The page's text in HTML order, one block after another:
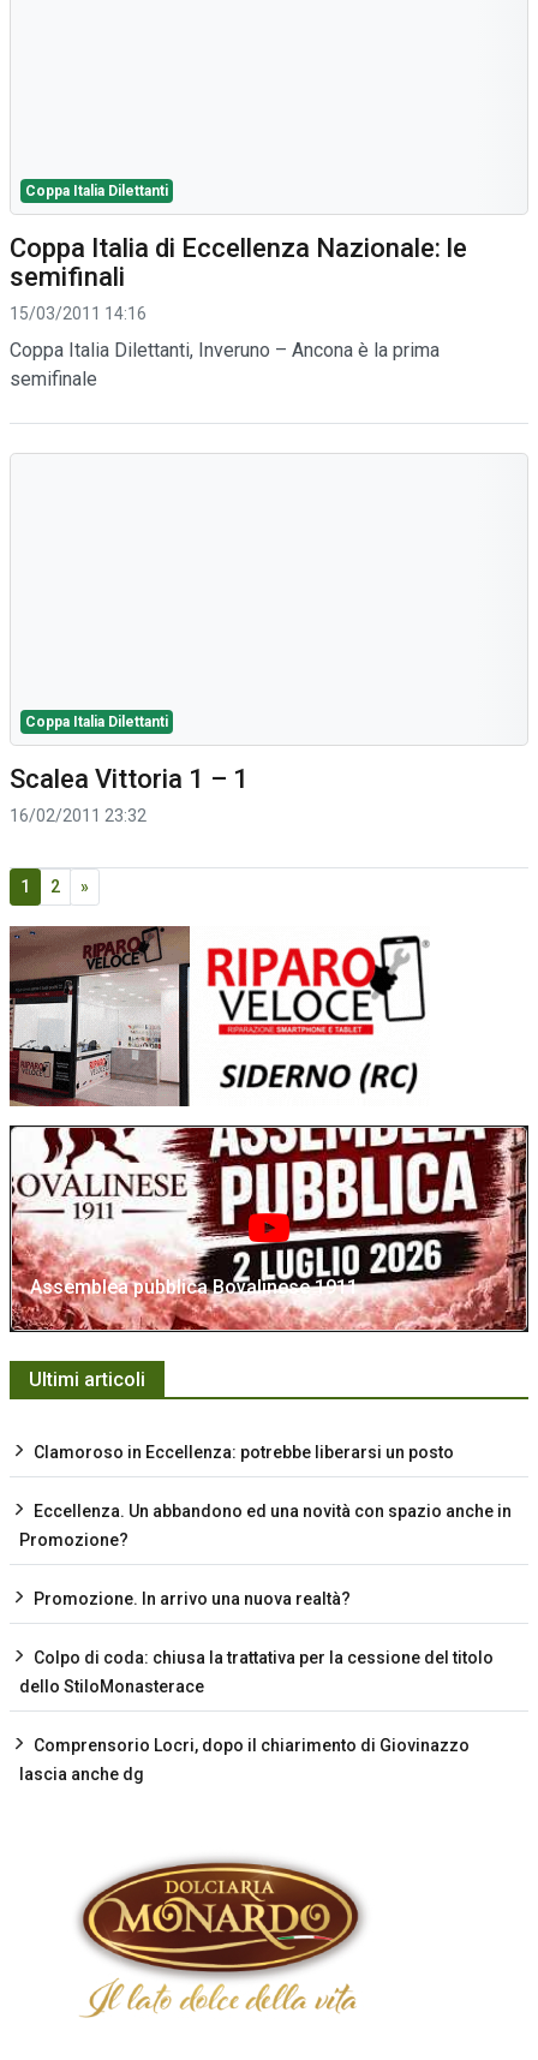
Coppa Italia Dilettanti
Coppa Italia di Eccellenza Nazionale: le
semifinali
15/03/2011 14:16
Coppa Italia Dilettanti, Inveruno – Ancona è la prima
semifinale
Coppa Italia Dilettanti
Scalea Vittoria 1 – 1
16/02/2011 23:32
1 2 »
Assemblea pubblica Bovalinese 1911
Ultimi articoli
Clamoroso in Eccellenza: potrebbe liberarsi un posto
Eccellenza. Un abbandono ed una novità con spazio anche in
Promozione?
Promozione. In arrivo una nuova realtà?
Colpo di coda: chiusa la trattativa per la cessione del titolo
dello StiloMonasterace
Comprensorio Locri, dopo il chiarimento di Giovinazzo
lascia anche dg